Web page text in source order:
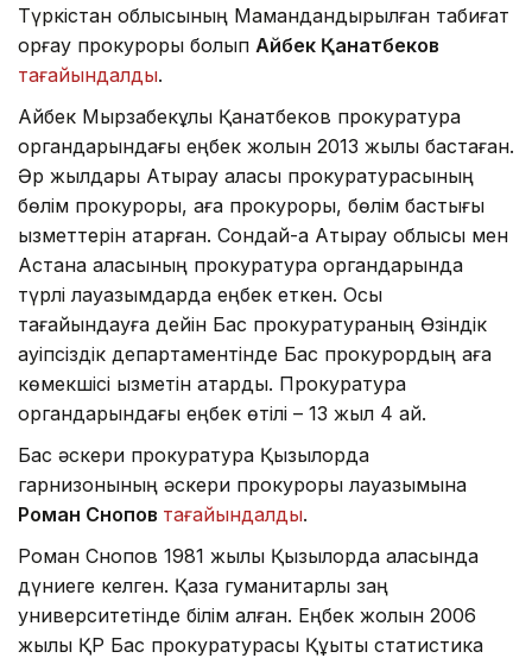
Түркістан облысының Мамандандырылған табиғат
қорғау прокуроры болып Айбек Қанатбеков
тағайындалды.
Айбек Мырзабекұлы Қанатбеков прокуратура
органдарындағы еңбек жолын 2013 жылы бастаған.
Әр жылдары Атырау қаласы прокуратурасының
бөлім прокуроры, аға прокуроры, бөлім бастығы
қызметтерін атқарған. Сондай-ақ Атырау облысы мен
Астана қаласының прокуратура органдарында
түрлі лауазымдарда еңбек еткен. Осы
тағайындауға дейін Бас прокуратураның Өзіндік
қауіпсіздік департаментінде Бас прокурордың аға
көмекшісі қызметін атқарды. Прокуратура
органдарындағы еңбек өтілі – 13 жыл 4 ай.
Бас әскери прокуратура Қызылорда
гарнизонының әскери прокуроры лауазымына
Роман Снопов тағайындалды.
Роман Снопов 1981 жылы Қызылорда қаласында
дүниеге келген. Қазақ гуманитарлық заң
университетінде білім алған. Еңбек жолын 2006
жылы ҚР Бас прокуратурасы Құқықтық статистика